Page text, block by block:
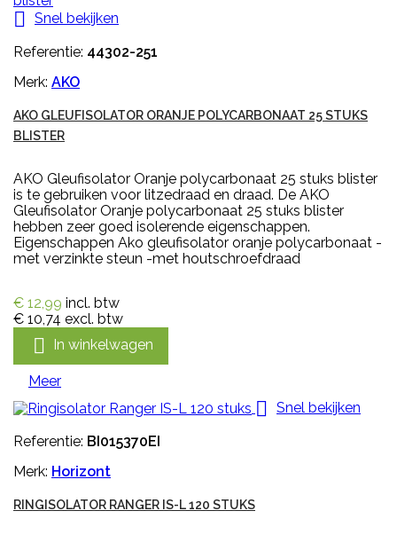
 Snel bekijken
Referentie: 44302-251
Merk: AKO
AKO GLEUFISOLATOR ORANJE POLYCARBONAAT 25 STUKS
BLISTER
AKO Gleufisolator Oranje polycarbonaat 25 stuks blister
is te gebruiken voor litzedraad en draad. De AKO
Gleufisolator Oranje polycarbonaat 25 stuks blister
hebben zeer goed isolerende eigenschappen.
Eigenschappen Ako gleufisolator oranje polycarbonaat -
met verzinkte steun -met houtschroefdraad
€ 12,99 incl. btw
€ 10,74 excl. btw
 In winkelwagen
Meer
 Snel bekijken
Referentie: BI015370EI
Merk: Horizont
RINGISOLATOR RANGER IS-L 120 STUKS